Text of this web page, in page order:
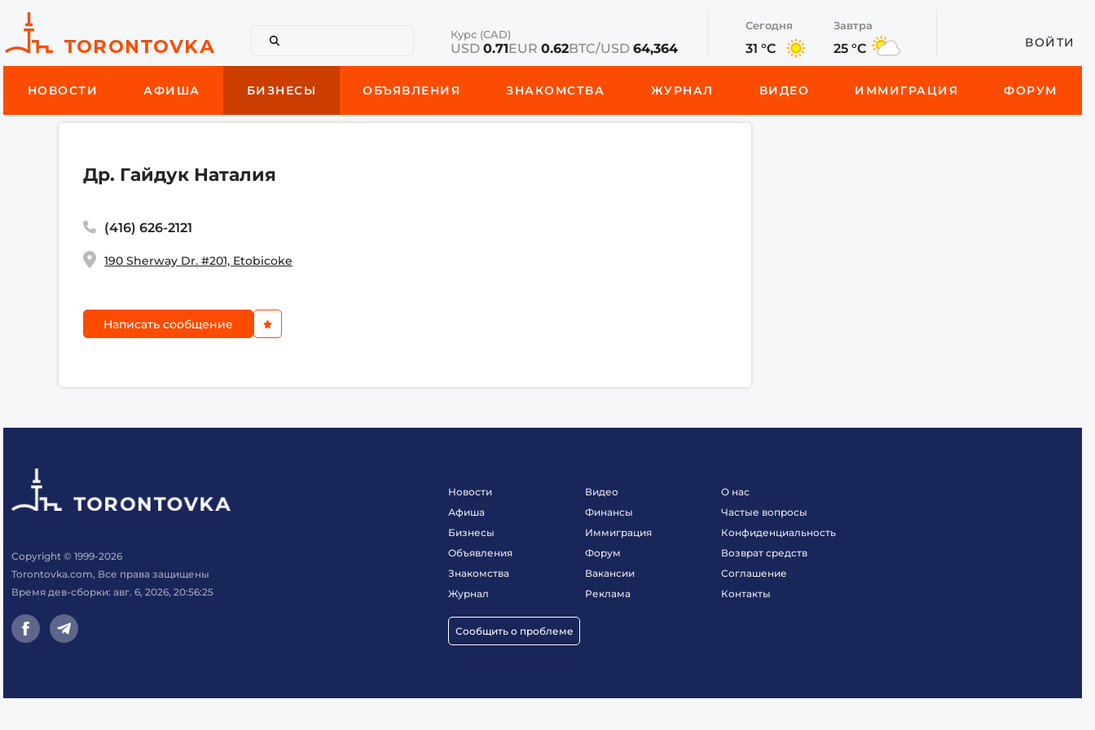
Курс (CAD)
USD0.71EUR0.62BTC/USD64,364
Сегодня
31 °C
Завтра
25 °C ВОЙТИ
НОВОСТИ АФИША БИЗНЕСЫ ОБЪЯВЛЕНИЯ ЗНАКОМСТВА ЖУРНАЛ ВИДЕО ИММИГРАЦИЯ ФОРУМ
Др. Гайдук Наталия
(416) 626-2121
190 Sherway Dr. #201, Etobicoke
Написать сообщение
Copyright © 1999-2026
Torontovka.com, Все права защищены
Время дев-сборки: авг. 6, 2026, 20:56:25
Новости
Афиша
Бизнесы
Объявления
Знакомства
Журнал
Сообщить о проблеме
Видео
Финансы
Иммиграция
Форум
Вакансии
Реклама
О нас
Частые вопросы
Конфиденциальность
Возврат средств
Соглашение
Контакты